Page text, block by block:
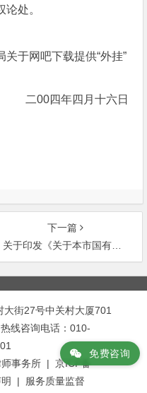
处。
网吧下载提供“外挂”
二00四年四月十六日
下一篇
关于印发《关于本市国有资产战略性重组中不实
街27号中关村大厦701
线咨询电话：010-
事务所 | 京ICP备
| 服务质量监督
免费咨询